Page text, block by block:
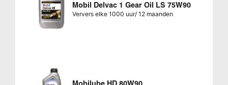
Mobil Delvac 1 Gear Oil LS 75W90
Ververs elke 1000 uur/ 12 maanden